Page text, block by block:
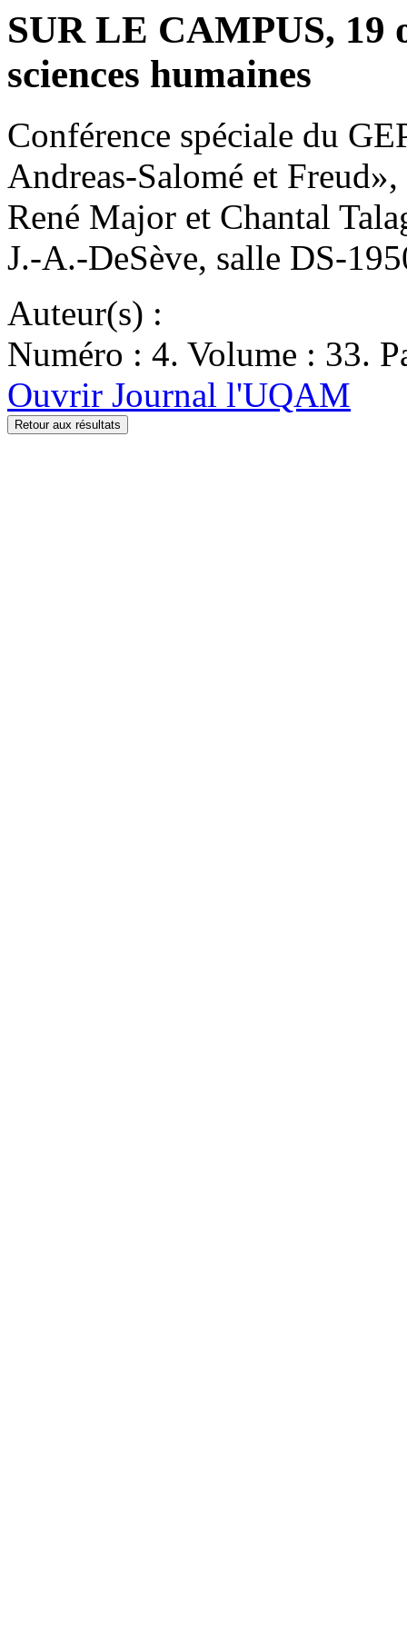
SUR LE CAMPUS, 19
sciences humaines
Conférence spéciale du
Andreas-Salomé et
René Major et Chantal
J.-A.-DeSève, salle DS-
Auteur(s) :
Numéro : 4. Volume : 33.
Ouvrir Journal l'UQAM
Retour aux résultats